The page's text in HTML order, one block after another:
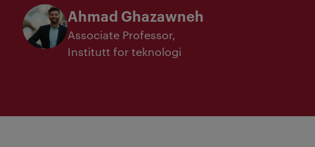
Ahmad Ghazawneh
Associate Professor
Institutt for teknologi